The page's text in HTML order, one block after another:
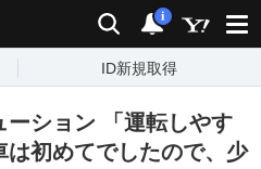
検索 通知
i
ID新規取得
ション 「運転しやす
初めてでしたので、少